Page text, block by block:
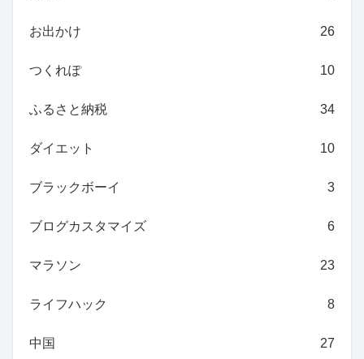
お出かけ 26
つくれぽ 10
ふるさと納税 34
ダイエット 10
ブラックボーイ 3
ブログカスタマイズ 6
マラソン 23
ライフハック 8
中国 27